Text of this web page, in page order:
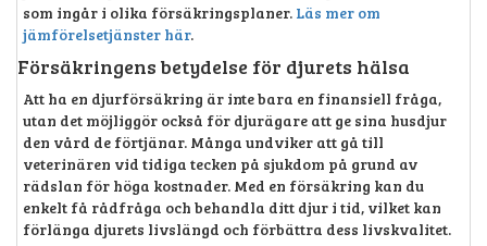
som ingår i olika försäkringsplaner. Läs mer om
jämförelsetjänster här.
Försäkringens betydelse för djurets hälsa
Att ha en djurförsäkring är inte bara en finansiell fråga,
utan det möjliggör också för djurägare att ge sina husdjur
den vård de förtjänar. Många undviker att gå till
veterinären vid tidiga tecken på sjukdom på grund av
rädslan för höga kostnader. Med en försäkring kan du
enkelt få rådfråga och behandla ditt djur i tid, vilket kan
förlänga djurets livslängd och förbättra dess livskvalitet.